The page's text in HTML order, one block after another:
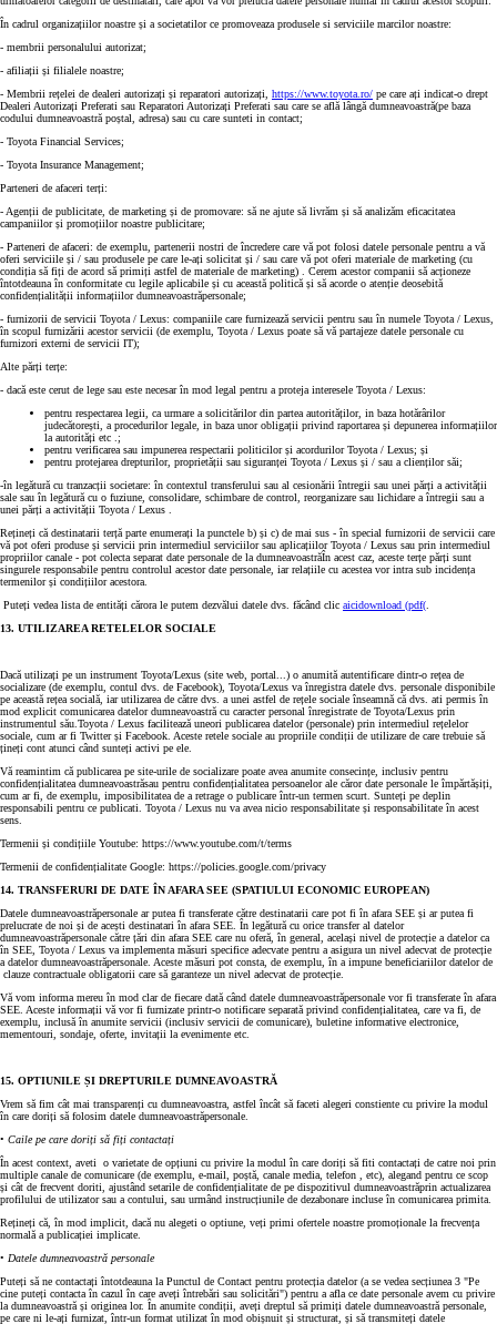
În cadrul organizațiilor noastre și a societatilor ce promoveaza produsele si serviciile marcilor noastre:
- membrii personalului autorizat;
- afiliații și filialele noastre;
- Membrii rețelei de dealeri autorizați și reparatori autorizați, https://www.toyota.ro/ pe care ați indicat-o drept
Dealeri Autorizați Preferati sau Reparatori Autorizați Preferati sau care se află lângă dumneavoastră(pe baza
codului dumneavoastră poștal, adresa) sau cu care sunteti in contact;
- Toyota Financial Services;
- Toyota Insurance Management;
Parteneri de afaceri terți:
- Agenții de publicitate, de marketing și de promovare: să ne ajute să livrăm și să analizăm eficacitatea
campaniilor și promoțiilor noastre publicitare;
- Parteneri de afaceri: de exemplu, partenerii nostri de încredere care vă pot folosi datele personale pentru a vă
oferi serviciile și / sau produsele pe care le-ați solicitat și / sau care vă pot oferi materiale de marketing (cu
condiția să fiți de acord să primiți astfel de materiale de marketing) . Cerem acestor companii să acționeze
întotdeauna în conformitate cu legile aplicabile și cu această politică și să acorde o atenție deosebită
confidențialității informațiilor dumneavoastrăpersonale;
- furnizorii de servicii Toyota / Lexus: companiile care furnizează servicii pentru sau în numele Toyota / Lexus,
în scopul furnizării acestor servicii (de exemplu, Toyota / Lexus poate să vă partajeze datele personale cu
furnizori externi de servicii IT);
Alte părți terțe:
- dacă este cerut de lege sau este necesar în mod legal pentru a proteja interesele Toyota / Lexus:
pentru respectarea legii, ca urmare a solicitărilor din partea autorităților, in baza hotărârilor
judecătorești, a procedurilor legale, in baza unor obligații privind raportarea și depunerea informațiilor
la autorități etc .;
pentru verificarea sau impunerea respectarii politicilor și acordurilor Toyota / Lexus; și
pentru protejarea drepturilor, proprietății sau siguranței Toyota / Lexus și / sau a clienților săi;
-în legătură cu tranzacții societare: în contextul transferului sau al cesionării întregii sau unei părți a activității
sale sau în legătură cu o fuziune, consolidare, schimbare de control, reorganizare sau lichidare a întregii sau a
unei părți a activității Toyota / Lexus .
Rețineți că destinatarii terță parte enumerați la punctele b) și c) de mai sus - în special furnizorii de servicii care
vă pot oferi produse și servicii prin intermediul serviciilor sau aplicațiilor Toyota / Lexus sau prin intermediul
propriilor canale - pot colecta separat date personale de la dumneavoastrăÎn acest caz, aceste terțe părți sunt
singurele responsabile pentru controlul acestor date personale, iar relațiile cu acestea vor intra sub incidența
termenilor și condițiilor acestora.
Puteți vedea lista de entități cărora le putem dezvălui datele dvs. făcând clic aicidownload (pdf(
13. UTILIZAREA RETELELOR SOCIALE
Dacă utilizați pe un instrument Toyota/Lexus (site web, portal...) o anumită autentificare dintr-o rețea de
socializare (de exemplu, contul dvs. de Facebook), Toyota/Lexus va înregistra datele dvs. personale disponibile
pe această rețea socială, iar utilizarea de către dvs. a unei astfel de rețele sociale înseamnă că dvs. ati permis în
mod explicit comunicarea datelor dumneavoastră cu caracter personal înregistrate de Toyota/Lexus prin
instrumentul său.Toyota / Lexus facilitează uneori publicarea datelor (personale) prin intermediul rețelelor
sociale, cum ar fi Twitter și Facebook. Aceste retele sociale au propriile condiții de utilizare de care trebuie să
țineți cont atunci când sunteți activi pe ele.
Vă reamintim că publicarea pe site-urile de socializare poate avea anumite consecințe, inclusiv pentru
confidențialitatea dumneavoastrăsau pentru confidențialitatea persoanelor ale căror date personale le împărtășiți,
cum ar fi, de exemplu, imposibilitatea de a retrage o publicare într-un termen scurt. Sunteți pe deplin
responsabili pentru ce publicati. Toyota / Lexus nu va avea nicio responsabilitate și responsabilitate în acest
sens.
Termenii și condițiile Youtube: https://www.youtube.com/t/terms
Termenii de confidențialitate Google: https://policies.google.com/privacy
14. TRANSFERURI DE DATE ÎN AFARA SEE (SPATIULUI ECONOMIC EUROPEAN)
Datele dumneavoastrăpersonale ar putea fi transferate către destinatarii care pot fi în afara SEE și ar putea fi
prelucrate de noi și de acești destinatari în afara SEE. În legătură cu orice transfer al datelor
dumneavoastrăpersonale către țări din afara SEE care nu oferă, în general, același nivel de protecție a datelor ca
în SEE, Toyota / Lexus va implementa măsuri specifice adecvate pentru a asigura un nivel adecvat de protecție
a datelor dumneavoastrăpersonale. Aceste măsuri pot consta, de exemplu, în a impune beneficiariilor datelor de
clauze contractuale obligatorii care să garanteze un nivel adecvat de protecție.
Vă vom informa mereu în mod clar de fiecare dată când datele dumneavoastrăpersonale vor fi transferate în afara
SEE. Aceste informații vă vor fi furnizate printr-o notificare separată privind confidențialitatea, care va fi, de
exemplu, inclusă în anumite servicii (inclusiv servicii de comunicare), buletine informative electronice,
mementouri, sondaje, oferte, invitații la evenimente etc.
15. OPTIUNILE ȘI DREPTURILE DUMNEAVOASTRĂ
Vrem să fim cât mai transparenți cu dumneavoastra, astfel încât să faceti alegeri constiente cu privire la modul
în care doriți să folosim datele dumneavoastrăpersonale.
• Caile pe care doriți să fiți contactați
În acest context, aveti o varietate de opțiuni cu privire la modul în care doriți să fiti contactați de catre noi prin
multiple canale de comunicare (de exemplu, e-mail, poștă, canale media, telefon , etc), alegand pentru ce scop
și cât de frecvent doriti, ajustând setarile de confidențialitate de pe dispozitivul dumneavoastrăprin actualizarea
profilului de utilizator sau a contului, sau urmând instrucțiunile de dezabonare incluse în comunicarea primita.
Rețineți că, în mod implicit, dacă nu alegeti o optiune, veți primi ofertele noastre promoționale la frecvența
normală a publicației implicate.
• Datele dumneavoastră personale
Puteți să ne contactați întotdeauna la Punctul de Contact pentru protecția datelor (a se vedea secțiunea 3 "Pe
cine puteți contacta în cazul în care aveți întrebări sau solicitări") pentru a afla ce date personale avem cu privire
la dumneavoastră și originea lor. În anumite condiții, aveți dreptul să primiți datele dumneavoastră personale,
pe care ni le-ați furnizat, într-un format utilizat în mod obișnuit și structurat, și să transmiteți datele